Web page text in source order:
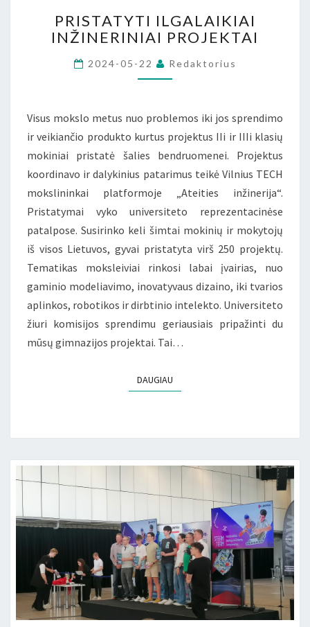
ILGALAIKIAI
INŽINERINIAI
PRISTATYTI ILGALAIKIAI
INŽINERINIAI PROJEKTAI
2024-05-22 Redaktorius
Visus mokslo metus nuo problemos iki jos sprendimo
ir veikiančio produkto kurtus projektus IIi ir IIIi klasių
mokiniai pristatė šalies bendruomenei. Projektus
koordinavo ir dalykinius patarimus teikė Vilnius TECH
mokslininkai platformoje „Ateities inžinerija“.
Pristatymai vyko universiteto reprezentacinėse
patalpose. Susirinko keli šimtai mokinių ir mokytojų
iš visos Lietuvos, gyvai pristatyta virš 250 projektų.
Tematikas moksleiviai rinkosi labai įvairias, nuo
gaminio modeliavimo, inovatyvaus dizaino, iki tvarios
aplinkos, robotikos ir dirbtinio intelekto. Universiteto
žiuri komisijos sprendimu geriausiais pripažinti du
mūsų gimnazijos projektai. Tai…
DAUGIAU